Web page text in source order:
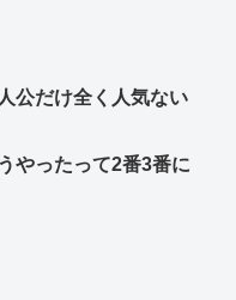
公だけ全く人気ない
やったって2番3番に